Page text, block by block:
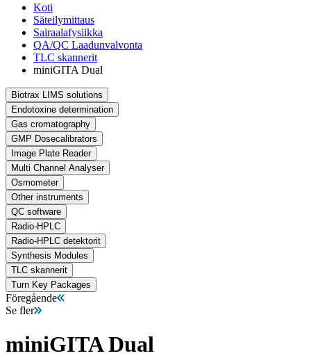
Koti
Säteilymittaus
Sairaalafysiikka
QA/QC Laadunvalvonta
TLC skannerit
miniGITA Dual
Biotrax LIMS solutions
Endotoxine determination
Gas cromatography
GMP Dosecalibrators
Image Plate Reader
Multi Channel Analyser
Osmometer
Other instruments
QC software
Radio-HPLC
Radio-HPLC detektorit
Synthesis Modules
TLC skannerit
Turn Key Packages
Föregående
Se fler
miniGITA Dual